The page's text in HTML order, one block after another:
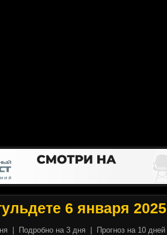
6 января 2025
Подробно на 3 дня Прогноз на 10 дней